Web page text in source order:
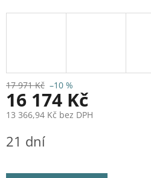
17 971 Kč –10 %
16 174 Kč
13 366,94 Kč bez DPH
cena:
21 dní